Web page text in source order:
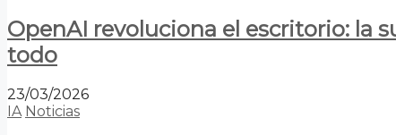
OpenAI revoluciona el escritorio: la
todo
23/03/2026
IA Noticias